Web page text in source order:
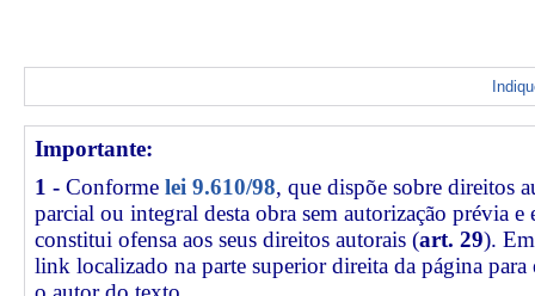
Importante:
1 - Conforme lei 9.610/98, que dispõe sobre direitos
parcial ou integral desta obra sem autorização prévia e
constitui ofensa aos seus direitos autorais (art. 29).
link localizado na parte superior direita da página